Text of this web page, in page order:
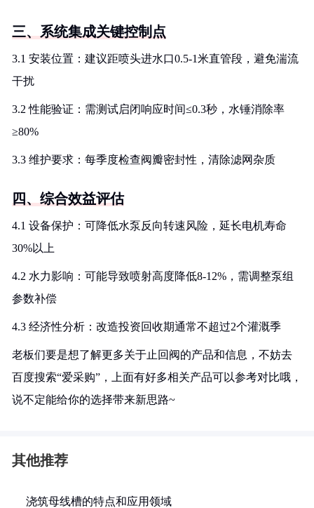
三、系统集成关键控制点
3.1 安装位置：建议距喷头进水口0.5-1米直管段，避免湍流
干扰
3.2 性能验证：需测试启闭响应时间≤0.3秒，水锤消除率
≥80%
3.3 维护要求：每季度检查阀瓣密封性，清除滤网杂质
四、综合效益评估
4.1 设备保护：可降低水泵反向转速风险，延长电机寿命
30%以上
4.2 水力影响：可能导致喷射高度降低8-12%，需调整泵组
参数补偿
4.3 经济性分析：改造投资回收期通常不超过2个灌溉季
老板们要是想了解更多关于止回阀的产品和信息，不妨去
百度搜索“爱采购”，上面有好多相关产品可以参考对比哦，
说不定能给你的选择带来新思路~
其他推荐
浇筑母线槽的特点和应用领域